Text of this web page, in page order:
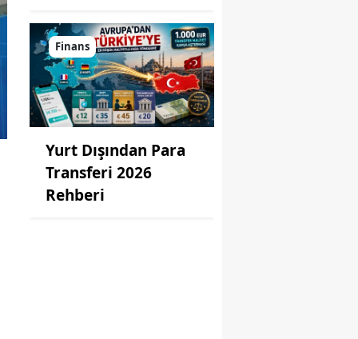
Finans
Yurt Dışından Para
Transferi 2026
Rehberi